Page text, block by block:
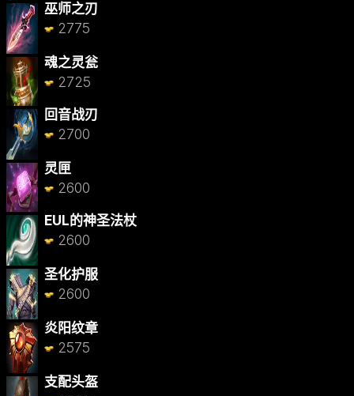
巫师之刃
2775
魂之灵瓮
2725
回音战刃
2700
灵匣
2600
EUL的神圣法杖
2600
圣化护服
2600
炎阳纹章
2575
支配头盔